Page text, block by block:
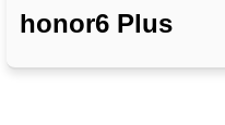
honor6 Plus